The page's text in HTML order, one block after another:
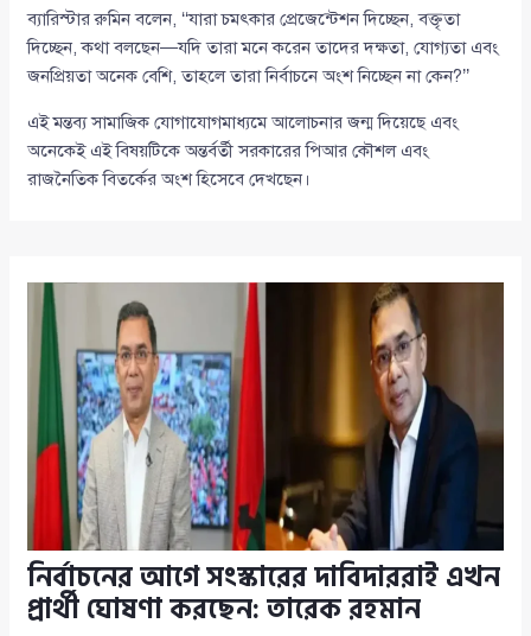
ব্যারিস্টার রুমিন বলেন, ‘‘যারা চমৎকার প্রেজেন্টেশন দিচ্ছেন, বক্তৃতা
দিচ্ছেন, কথা বলছেন—যদি তারা মনে করেন তাদের দক্ষতা, যোগ্যতা এবং
জনপ্রিয়তা অনেক বেশি, তাহলে তারা নির্বাচনে অংশ নিচ্ছেন না কেন?’’
এই মন্তব্য সামাজিক যোগাযোগমাধ্যমে আলোচনার জন্ম দিয়েছে এবং
অনেকেই এই বিষয়টিকে অন্তর্বর্তী সরকারের পিআর কৌশল এবং
রাজনৈতিক বিতর্কের অংশ হিসেবে দেখছেন।
নির্বাচনের আগে সংস্কারের দাবিদাররাই এখন
প্রার্থী ঘোষণা করছেন: তারেক রহমান